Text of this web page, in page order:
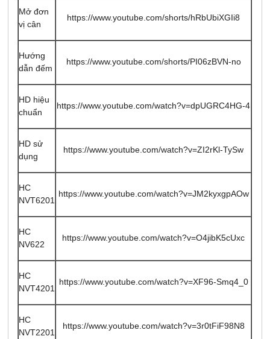
Mở đơn
vị cân
https://www.youtube.com/shorts/hRbUbiXGIi8
Hướng
dẫn đếm
https://www.youtube.com/shorts/PI06zBVN-no
HD hiệu
chuẩn
https://www.youtube.com/watch?v=dpUGRC4HG-4
HD sử
dụng
https://www.youtube.com/watch?v=ZI2rKl-TySw
HC
NVT6201
https://www.youtube.com/watch?v=JM2kyxgpAOw
HC
NV622
https://www.youtube.com/watch?v=O4jibK5cUxc
HC
NVT4201
https://www.youtube.com/watch?v=XF96-Smq4_0
HC
NVT2201
https://www.youtube.com/watch?v=3r0tFiF98N8